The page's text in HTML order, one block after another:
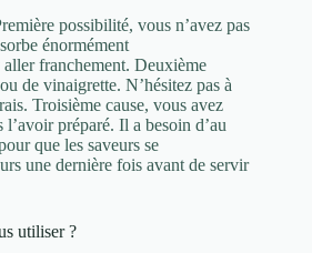
possibilité, vous n’avez pas
énormément
aller franchement. Deuxième
de vinaigrette. N’hésitez pas à
Troisième cause, vous avez
préparé. Il a besoin d’au
que les saveurs se
une dernière fois avant de servir
utiliser ?